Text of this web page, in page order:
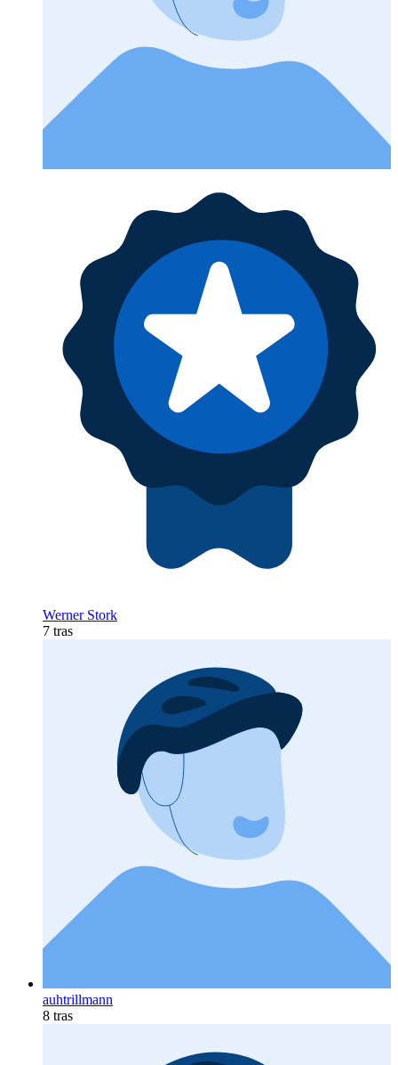
Werner Stork
7 tras
auhtrillmann
8 tras